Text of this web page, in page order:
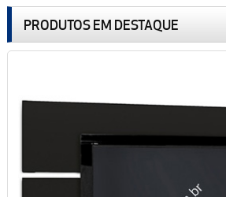
PRODUTOS EM DESTAQUE